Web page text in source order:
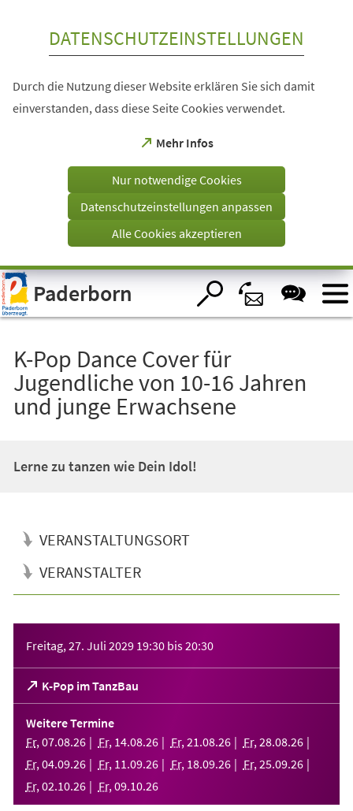
Visuelle
Assistenzsoftware
öffnen.
DATENSCHUTZEINSTELLUNGEN
Durch die Nutzung dieser Website erklären Sie sich damit
einverstanden, dass diese Seite Cookies verwendet.
Mehr Infos
(Öffnet
einem
Tab)
Nur notwendige Cookies
Datenschutzeinstellungen anpassen
Alle Cookies akzeptieren
Paderborn
K-Pop Dance Cover für
Jugendliche von 10-16 Jahren
und junge Erwachsene
Lerne zu tanzen wie Dein Idol!
VERANSTALTUNGSORT
VERANSTALTER
Freitag, 27. Juli 2029 19:30 bis20:30
K-Pop im TanzBau
(Öffnet
in
einem
neuen
Tab)
Weitere Termine
Fr, 07.08.26 Fr, 14.08.26 Fr, 21 .08.26 Fr, 28.08.26
Fr, 04.09.26 Fr, 11 .09.26 Fr, 18.09.26 Fr, 25.09.26
Fr, 02.10.26 Fr, 09.10.26